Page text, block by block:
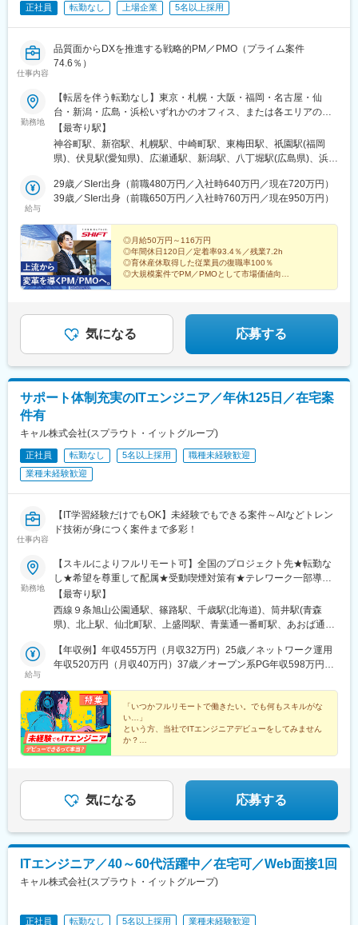
正社員 転勤なし 上場企業 5名以上採用
仕事内容
品質面からDXを推進する戦略的PM／PMO（プライム案件
74.6％）
勤務地
【転居を伴う転勤なし】東京・札幌・大阪・福岡・名古屋・仙
台・新潟・広島・浜松いずれかのオフィス、または各エリアのプ
ロジェクト先での勤務となります。◎プロジェクトによってはテ
レワーク（在宅勤務）も可能です◎望まない長期出張・異動はあ
りません＜テレワークについて＞テレワークの有無は参加するプ
社側で決定しています※受動喫煙対策あり
【最寄り駅】
神谷町駅、新宿駅、札幌駅、中崎町駅、東梅田駅、祇園駅(福岡
県)、伏見駅(愛知県)、広瀬通駅、新潟駅、八丁堀駅(広島県)、浜松
前駅、丸の内駅(愛知県)、勾当台公園駅、胡町駅、新浜松駅、麻布
十番駅、北１２条駅、梅田駅(地下鉄)、呉服町駅(福岡県)、国際セ
給与
29歳／SIer出身（前職480万円／入社時640万円／現在720万円）
39歳／SIer出身（前職650万円／入社時760万円／現在950万円）
◎月給50万円～116万円
◎年間休日120日／定着率93.4％／残業7.2h
◎育休産休取得した従業員の復職率100％
◎大規模案件でPM／PMOとして市場価値向上
気になる 応募する
サポート体制充実のITエンジニア／年休125日／在宅案
件有
キャル株式会社(スプラウト・イットグループ)
正社員 転勤なし 5名以上採用
職種未経験歓迎
業種未経験歓迎
仕事内容
【IT学習経験だけでもOK】未経験でもできる案件～AIなどトレン
ド技術が身につく案件まで多彩！
勤務地
【スキルによりフルリモート可】全国のプロジェクト先★転勤な
し★希望を尊重して配属★受動喫煙対策有★テレワーク一部導入
有■本社／東京千代田区／秋葉原駅より徒歩1分■本店／大阪大阪
市／心斎橋駅より徒歩4分■北海道札幌市／大通駅より徒歩5分函
館市／市役所前駅より徒歩1分■宮城仙台市／仙台駅より徒歩1分■
で11分＋徒歩3分■愛知名古屋市／栄駅より徒歩1分■兵庫神戸市／
三ノ宮駅より徒歩3分■広島広島市／紙屋町東駅より徒歩1分■福岡
大分大分市／大分駅より徒歩7分■沖縄那覇市／県庁前駅より徒歩
3分
【最寄り駅】
西線９条旭山公園通駅、篠路駅、千歳駅(北海道)、筒井駅(青森
県)、北上駅、仙北町駅、上盛岡駅、青葉通一番町駅、あおば通
東照宮駅、卸町駅(宮城県)、杜せきのした駅、秋田駅、羽後牛島
駅、楯山駅、米沢駅、酒田駅、郡山駅(福島県)、内郷駅、福島駅
都)、高輪台駅、大崎駅、五反田駅、天王洲アイル駅、高田馬場
駅、都庁前駅、月島駅、勝どき駅、豊洲駅、新木場駅、門前仲町
駅、東陽町駅、蒲田駅、大森駅(東京都)、中野駅(東京都)、立川北
駅、多摩センター駅、中河原駅、武蔵小杉駅、鹿島田駅、センタ
ー南駅、戸部駅、戸塚駅、本厚木駅、小田原駅、上溝駅、新羽
際センター駅、矢場町駅、新豊田駅、刈谷駅、岡崎駅、安城駅、
伏見駅(愛知県)、三河豊田駅、金山駅(愛知県)、丸の内駅(愛知
県)、高蔵寺駅、上挙母駅、春日井駅(中央本線)、東成岩駅、柏森
丁目駅、三国駅(大阪府)、住之江公園駅、長堀橋駅、西長堀駅、大
日駅、吉田駅(大阪府)、桜島駅、海老江駅、西三荘駅、津守駅、朝
潮橋駅、鴫野駅、石津駅(大阪府)、花田口駅、久宝寺駅、千里中央
給与
【年収例】年収455万円（月収32万円）25歳／ネットワーク運用
年収520万円（月収40万円）37歳／オープン系PG年収598万円
歳／制御組込系SE年収845万円（月収65万円）45歳／クラウド構
築SE【経験1年以上】月給31万円～／東京・横浜・大阪・兵庫月
給30万円～／札幌・福岡・北九州・沖縄月給29万円～／名古屋月
給28万円～／仙台・新潟・広島【経験1年未満】月給30万円～／
東京・横浜月給29万円～／大阪・兵庫月給28万円～／名古屋月給
26.2万円～／福岡・北九州・沖縄月給25万円～／新潟※全ての職
種にて固定残業代（20時間／37,900円以上）を含む。超過分は別
途支給。※経験・スキル・前職給与を踏まえ決定。★前職比で年収
50万円～100万円アップした事例多数！★設計経験者は月給35万
円以上、PL経験者は月給40万円以上も相談可能です。★経験・ス
キルに応じてPL・PMの立場もお任せします。
「いつかフルリモートで働きたい。でも何もスキルがな
い…」
という方、当社でITエンジニアデビューをしてみません
か？
◎AI、クラウド案件からインフラ系まで常時4000件あ
り
気になる 応募する
ITエンジニア／40～60代活躍中／在宅可／Web面接1回
キャル株式会社(スプラウト・イットグループ)
正社員 転勤なし 5名以上採用 業種未経験歓迎